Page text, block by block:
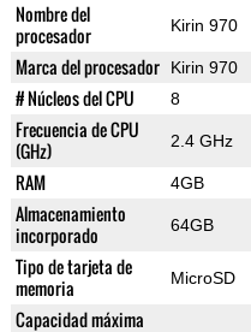
Nombre del
procesador
Kirin 970
Marca del procesador Kirin 970
# Núcleos del CPU 8
Frecuencia de CPU
(GHz)
2.4 GHz
RAM 4GB
Almacenamiento
incorporado
64GB
Tipo de tarjeta de
memoria
MicroSD
Capacidad máxima